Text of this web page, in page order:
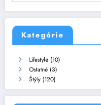
Kategórie
Lifestyle (10)
Ostatné (3)
Štýly (120)